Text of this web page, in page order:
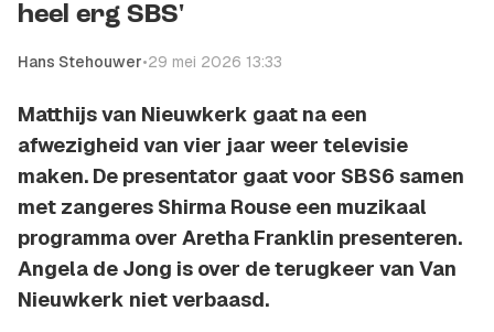
heel erg SBS'
Hans Stehouwer•29 mei 2026 13:33
Matthijs van Nieuwkerk gaat na een
afwezigheid van vier jaar weer televisie
maken. De presentator gaat voor SBS6 samen
met zangeres Shirma Rouse een muzikaal
programma over Aretha Franklin presenteren.
Angela de Jong is over de terugkeer van Van
Nieuwkerk niet verbaasd.